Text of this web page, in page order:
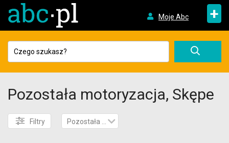
Moje Abc +
Pozostała motoryzacja, Skępe
Filtry Pozostała motoryzacja